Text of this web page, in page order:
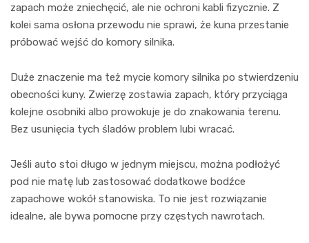
zapach może zniechęcić, ale nie ochroni kabli fizycznie. Z
kolei sama osłona przewodu nie sprawi, że kuna przestanie
próbować wejść do komory silnika.
Duże znaczenie ma też mycie komory silnika po stwierdzeniu
obecności kuny. Zwierzę zostawia zapach, który przyciąga
kolejne osobniki albo prowokuje je do znakowania terenu.
Bez usunięcia tych śladów problem lubi wracać.
Jeśli auto stoi długo w jednym miejscu, można podłożyć
pod nie matę lub zastosować dodatkowe bodźce
zapachowe wokół stanowiska. To nie jest rozwiązanie
idealne, ale bywa pomocne przy częstych nawrotach.